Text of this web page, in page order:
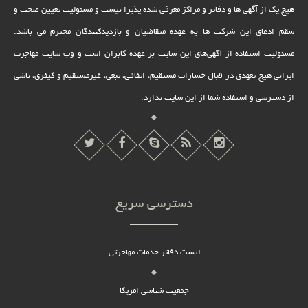
هیچ یک از آگهی ها و دفاتر و مراکز معرفی شده پذیرا نیست و مسئولیت تعیین صحت و
سقم ادعای این شرکت ها به عهده متقاضیان و بازدیدکنندگان محترم می باشد.
مسئولیت استفاده از آگهی‌های این سایت بر عهده کابران است و وب سایت مهاجرت
ایرانی هیچ تعهدى در قبال خسارات مستقیم، اتفاقى، تبعى، غیرمستقیم و کیفرى، ناشى
از دسترسى و استفاده شما از این سایت ندارد.
دسترسی سریع
لیست دفاتر خدمات مهاجرتی
جمعیت شناسی امریکا